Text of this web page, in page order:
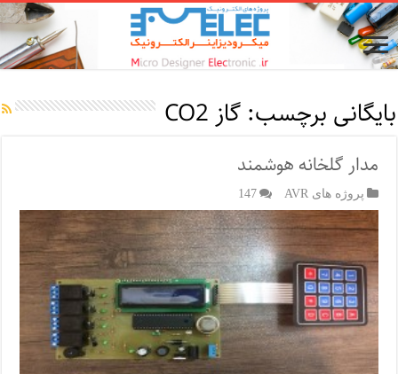
بایگانی برچسب:گاز CO2
مدار گلخانه هوشمند
پروژه های AVR 147